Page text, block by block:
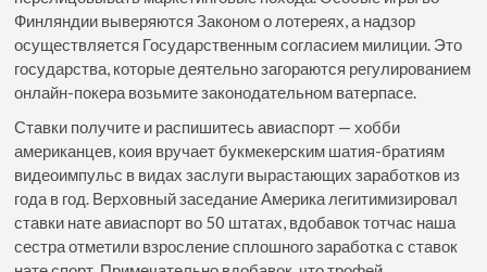
Финляндии выверяются Законом о лотереях, а надзор
осуществляется Государственным согласием милиции. Это
государства, которые деятельно загораются регулированием
онлайн-покера возьмите законодательном ватерпасе.
Ставки получите и распишитесь авиаспорт — хобби
американцев, коия вручает букмекерским шатия-братиям
видеоимпульс в видах заслуги вырастающих заработков из
года в год. Верховный заседание Америка легитимизировал
ставки нате авиаспорт во 50 штатах, вдобавок тотчас наша
сестра отметили взросление сплошного заработка с ставок